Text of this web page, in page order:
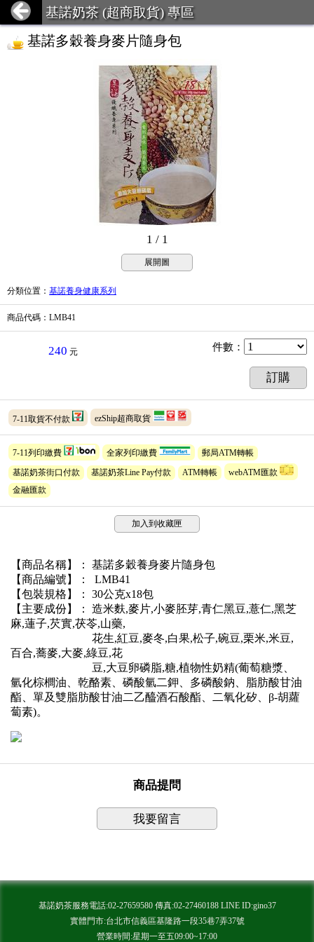
基諾奶茶 (超商取貨) 專區
基諾多穀養身麥片隨身包
1 / 1
展開圖
分類位置 ： 基諾養身健康系列
商品代碼 ：LMB41
240 元 件數 ：
訂購
7-11取貨不付款 ezShip超商取貨
7-11列印繳費 全家列印繳費 郵局ATM轉帳
基諾奶茶街口付款 基諾奶茶Line Pay付款 ATM轉帳
webATM匯款
金融匯款
加入到收藏匣
【商品名稱】： 基諾多穀養身麥片隨身包
【商品編號】： LMB41
【包裝規格】： 30公克x18包
【主要成份】： 造米麩,麥片,小麥胚芽,青仁黑豆,薏仁,黑芝
麻,蓮子,芡實,茯苓,山藥,
花生,紅豆,麥冬,白果,松子,碗豆,栗米,米豆,
百合,蕎麥,大麥,綠豆,花
豆,大豆卵磷脂,糖,植物性奶精(葡萄糖漿、
氫化棕櫚油、乾酪素、磷酸氫二鉀、多磷酸鈉、脂肪酸甘油
酯、單及雙脂肪酸甘油二乙醯酒石酸酯、二氧化矽、β-胡蘿
蔔素)。
商品提問
我要留言
基諾奶茶服務電話:02-27659580 傳真:02-27460188 LINE ID:gino37
實體門市:台北市信義區基隆路一段35巷7弄37號
營業時間:星期一至五09:00~17:00